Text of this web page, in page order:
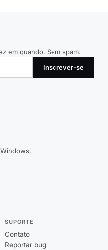
em quando. Sem spam.
Inscrever-se
SUPORTE
Contato
Reportar bug